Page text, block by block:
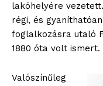
lakóhelyére
régi, és
foglalkozásra utaló
1880 óta volt ismert.
Valószínűleg